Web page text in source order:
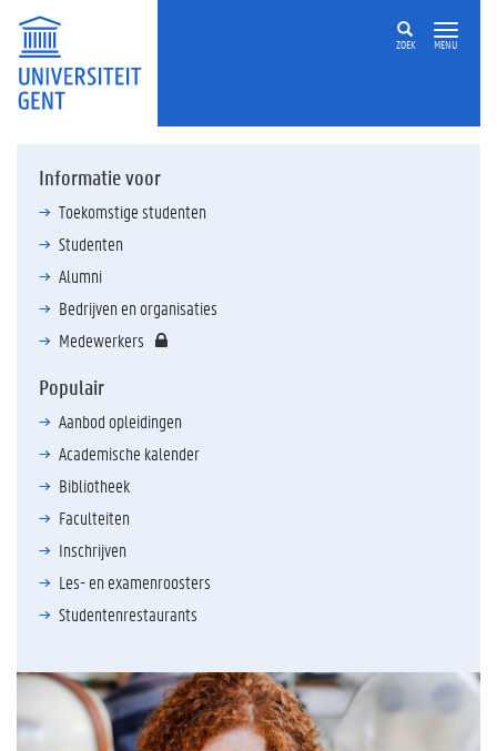
ZOEK MENU
Informatie voor
Toekomstige studenten
Studenten
Alumni
Bedrijven en organisaties
Medewerkers
Populair
Aanbod opleidingen
Academische kalender
Bibliotheek
Faculteiten
Inschrijven
Les- en examenroosters
Studentenrestaurants